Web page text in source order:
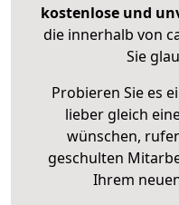
kostenlose und
die innerhalb von
Sie
Probieren Sie es
lieber gleich
wünschen,
geschulten
Ihrem